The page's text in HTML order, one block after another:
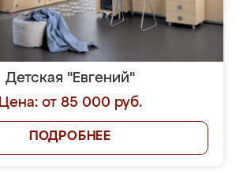
Детская "Евгений"
Цена: от 85 000 руб.
ПОДРОБНЕЕ